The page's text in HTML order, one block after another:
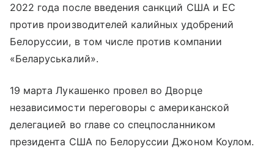
2022 года после введения санкций США и ЕС
против производителей калийных удобрений
Белоруссии, в том числе против компании
«Беларуськалий».
19 марта Лукашенко провел во Дворце
независимости переговоры с американской
делегацией во главе со спецпосланником
президента США по Белоруссии Джоном Коулом.